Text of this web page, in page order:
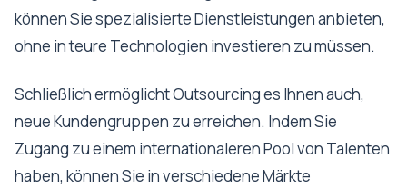
können Sie spezialisierte Dienstleistungen anbieten,
ohne in teure Technologien investieren zu müssen.
Schließlich ermöglicht Outsourcing es Ihnen auch,
neue Kundengruppen zu erreichen. Indem Sie
Zugang zu einem internationaleren Pool von Talenten
haben, können Sie in verschiedene Märkte